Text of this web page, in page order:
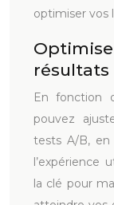
optimiser vos
résultats
En fonction
pouvez
tests A/B,
l’expérience
la clé pour